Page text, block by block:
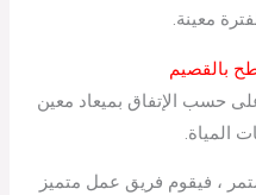
معينة.
بالقصيم
حسب الإتفاق بميعاد معين
المياة.
، فيقوم فريق عمل متميز